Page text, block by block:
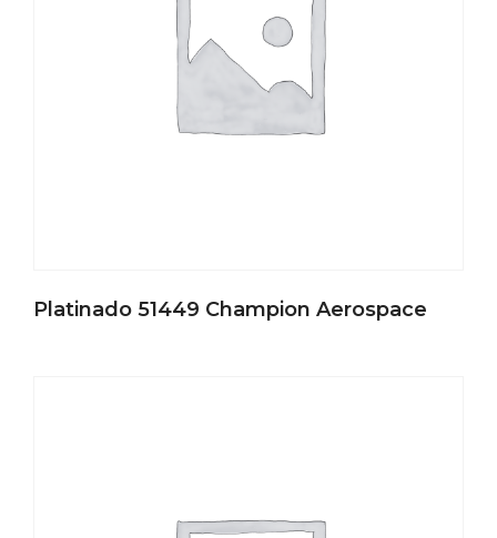
Platinado 51449 Champion Aerospace